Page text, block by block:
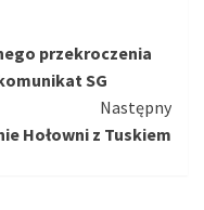
przekroczenia
SG
Następny
Hołowni z Tuskiem